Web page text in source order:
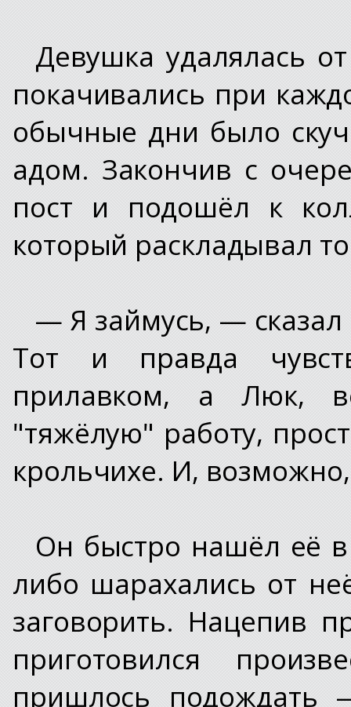
Девушка удалялась
покачивались при
обычные дни было
адом. Закончив с
пост и подошёл к
который раскладывал
— Я займусь, — сказал
Тот и правда
прилавком, а Люк,
"тяжёлую" работу,
крольчихе. И,
Он быстро нашёл её
либо шарахались от
заговорить. Нацепив
приготовился
пришлось подождать